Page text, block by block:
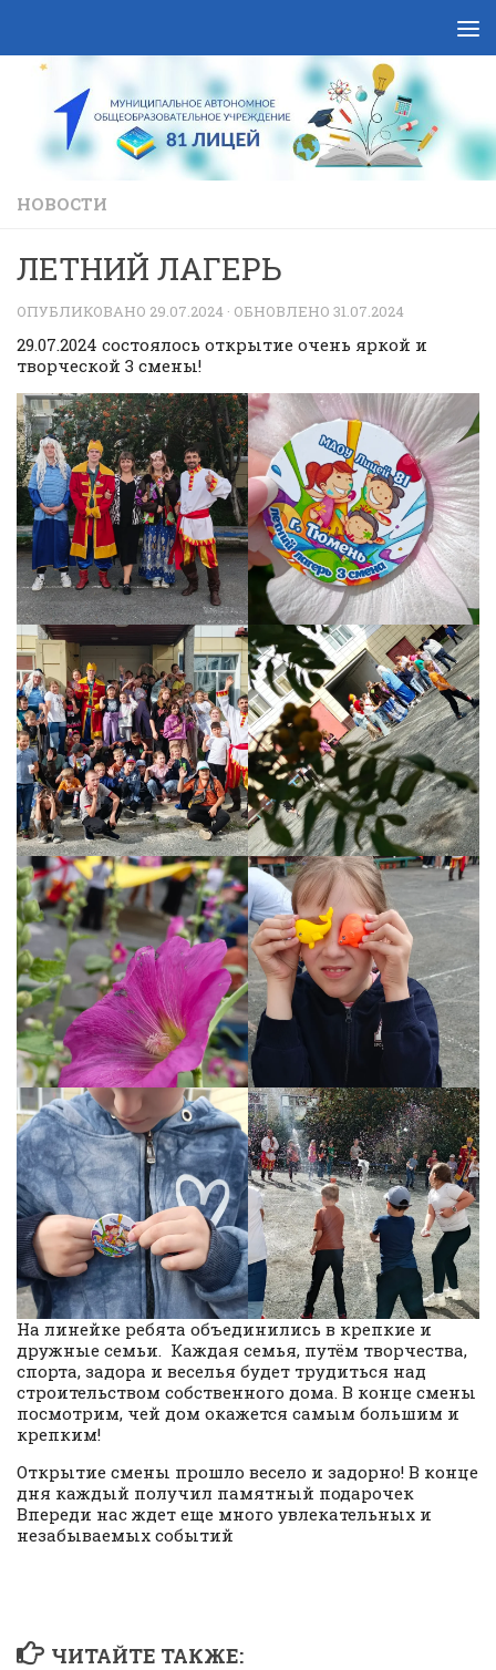
НОВОСТИ
ЛЕТНИЙ ЛАГЕРЬ
ОПУБЛИКОВАНО 29.07.2024 · ОБНОВЛЕНО 31.07.2024
29.07.2024 состоялось открытие очень яркой и
творческой 3 смены!
На линейке ребята объединились в крепкие и
дружные семьи. Каждая семья, путём творчества,
спорта, задора и веселья будет трудиться над
строительством собственного дома. В конце смены
посмотрим, чей дом окажется самым большим и
крепким!
Открытие смены прошло весело и задорно! В конце
дня каждый получил памятный подарочек
Впереди нас ждет еще много увлекательных и
незабываемых событий
ЧИТАЙТЕ ТАКЖЕ: